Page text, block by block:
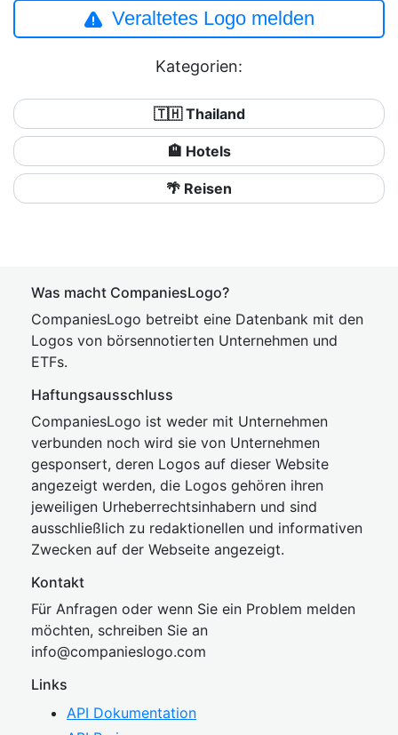
Veraltetes Logo melden
Kategorien:
🇹🇭 Thailand
🏨 Hotels
🌴 Reisen
Was macht CompaniesLogo?
CompaniesLogo betreibt eine Datenbank mit den
Logos von börsennotierten Unternehmen und
ETFs.
Haftungsausschluss
CompaniesLogo ist weder mit Unternehmen
verbunden noch wird sie von Unternehmen
gesponsert, deren Logos auf dieser Website
angezeigt werden, die Logos gehören ihren
jeweiligen Urheberrechtsinhabern und sind
ausschließlich zu redaktionellen und informativen
Zwecken auf der Webseite angezeigt.
Kontakt
Für Anfragen oder wenn Sie ein Problem melden
möchten, schreiben Sie an
info@companieslogo.com
Links
API Dokumentation